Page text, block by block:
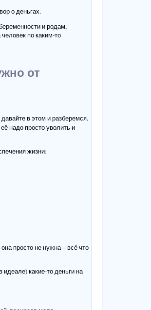
о деньгах.
и родам,
по каким-то
от
в этом и разберемся.
надо просто уволить и
жизни:
просто не нужна – всё что
какие-то деньги на